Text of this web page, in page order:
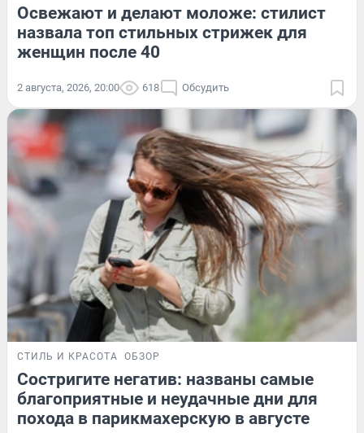
Освежают и делают моложе: стилист
назвала топ стильных стрижек для
женщин после 40
2 августа, 2026, 20:00 618 Обсудить
СТИЛЬ И КРАСОТА ОБЗОР
Состригите негатив: названы самые
благоприятные и неудачные дни для
похода в парикмахерскую в августе